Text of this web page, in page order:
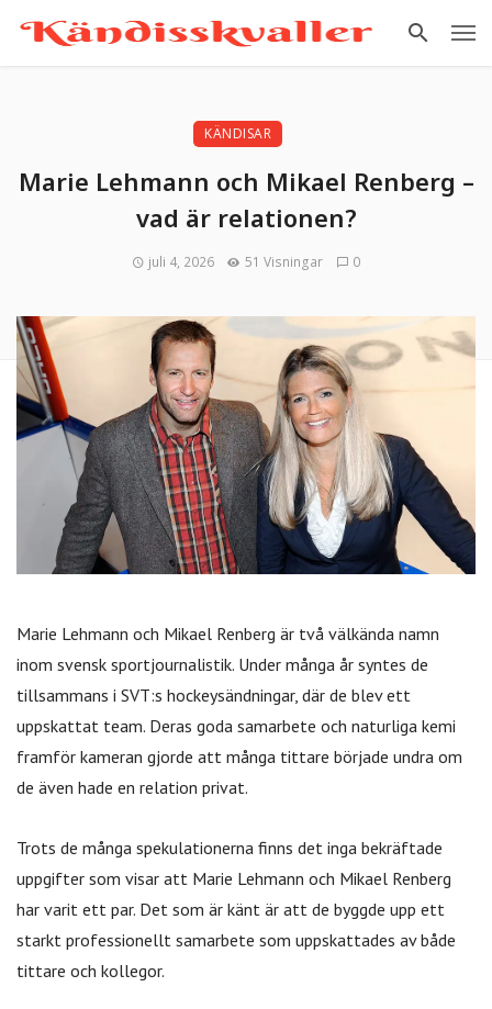
KÄNDISAR
Marie Lehmann och Mikael Renberg –
vad är relationen?
juli 4, 2026 51 Visningar 0
Marie Lehmann och Mikael Renberg är två välkända namn
inom svensk sportjournalistik. Under många år syntes de
tillsammans i SVT:s hockeysändningar, där de blev ett
uppskattat team. Deras goda samarbete och naturliga kemi
framför kameran gjorde att många tittare började undra om
de även hade en relation privat.
Trots de många spekulationerna finns det inga bekräftade
uppgifter som visar att Marie Lehmann och Mikael Renberg
har varit ett par. Det som är känt är att de byggde upp ett
starkt professionellt samarbete som uppskattades av både
tittare och kollegor.